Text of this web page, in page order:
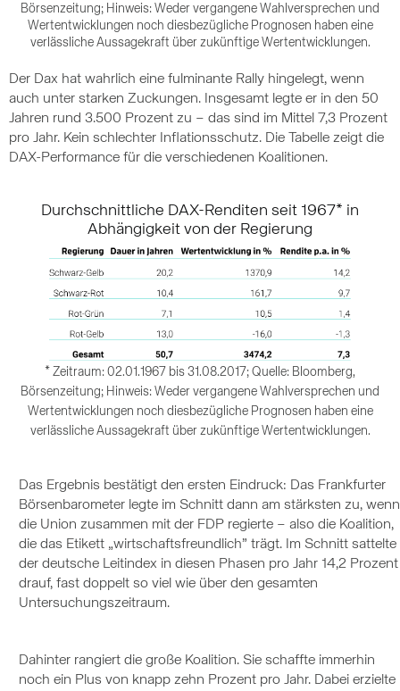
Börsenzeitung; Hinweis: Weder vergangene Wahlversprechen und
Wertentwicklungen noch diesbezügliche Prognosen haben eine
verlässliche Aussagekraft über zukünftige Wertentwicklungen.
Der Dax hat wahrlich eine fulminante Rally hingelegt, wenn
auch unter starken Zuckungen. Insgesamt legte er in den 50
Jahren rund 3.500 Prozent zu – das sind im Mittel 7,3 Prozent
pro Jahr. Kein schlechter Inflationsschutz. Die Tabelle zeigt die
DAX-Performance für die verschiedenen Koalitionen.
Durchschnittliche DAX-Renditen seit 1967* in
Abhängigkeit von der Regierung
* Zeitraum: 02.01.1967 bis 31.08.2017; Quelle: Bloomberg,
Börsenzeitung; Hinweis: Weder vergangene Wahlversprechen und
Wertentwicklungen noch diesbezügliche Prognosen haben eine
verlässliche Aussagekraft über zukünftige Wertentwicklungen.
Das Ergebnis bestätigt den ersten Eindruck: Das Frankfurter
Börsenbarometer legte im Schnitt dann am stärksten zu, wenn
die Union zusammen mit der FDP regierte – also die Koalition,
die das Etikett „wirtschaftsfreundlich” trägt. Im Schnitt sattelte
der deutsche Leitindex in diesen Phasen pro Jahr 14,2 Prozent
drauf, fast doppelt so viel wie über den gesamten
Untersuchungszeitraum.
Dahinter rangiert die große Koalition. Sie schaffte immerhin
noch ein Plus von knapp zehn Prozent pro Jahr. Dabei erzielte